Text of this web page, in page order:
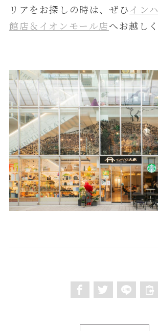
リアをお探しの時は、ぜひイン
館店＆イオンモール店へお越し